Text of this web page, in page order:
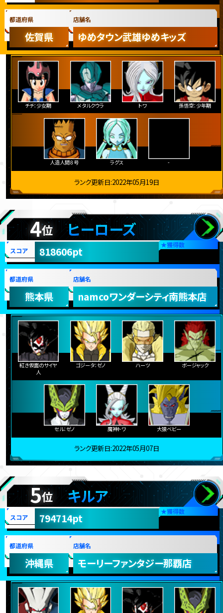
都道府県
佐賀県
店舗名
ゆめタウン武雄ゆめキッズ
チチ：少女期 メタルクウラ トワ 孫悟空：少年期
人造人間８号 ラグス -
ランク更新日:2022年05月19日
4位 ヒーローズ
★獲得数
スコア 818606pt
都道府県
熊本県
店舗名
namcoワンダーシティ南熊本店
紅き仮面のサイヤ
人
ゴジータ：ゼノ ハーツ ボージャック
セル：ゼノ 魔神トワ 大猿ベビー
ランク更新日:2022年05月07日
5位 キルア
★獲得数
スコア 794714pt
都道府県
沖縄県
店舗名
モーリーファンタジー那覇店